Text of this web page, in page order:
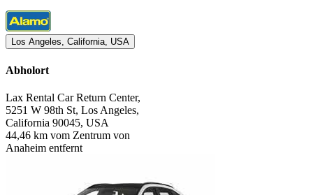
Los Angeles, California, USA
Abholort
Lax Rental Car Return Center,
5251 W 98th St, Los Angeles,
California 90045, USA
44,46 km vom Zentrum von
Anaheim entfernt